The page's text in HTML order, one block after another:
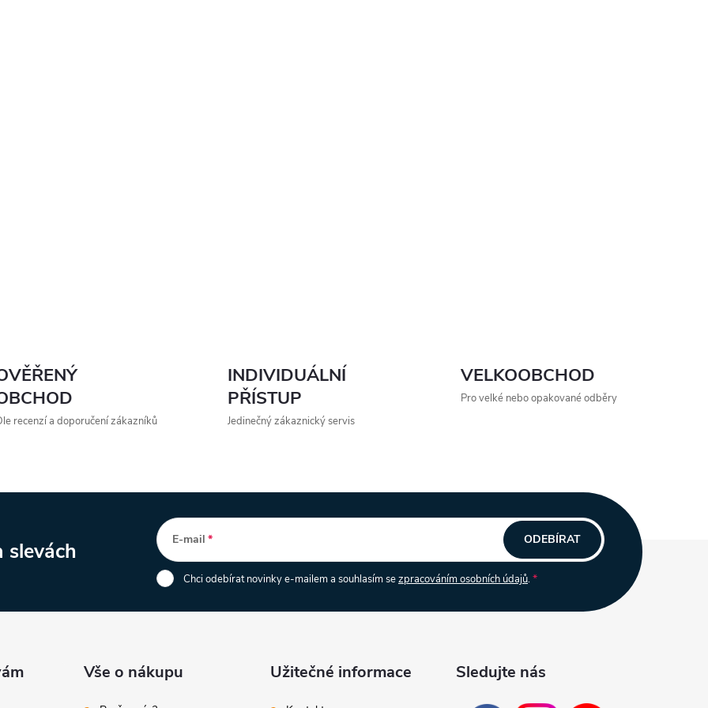
recenzí a doporučení zákazníků
INDIVIDUÁLNÍ
PŘÍSTUP
Jedinečný zákaznický servis
VELKOOBCHOD
Pro velké nebo opakované odběry
slevách E-mail
Chci odebírat novinky e-mailem a souhlasím sezpracováním osobních údajů.
ODEBÍRAT
Vše o nákupu Užitečné informace Sledujte nás